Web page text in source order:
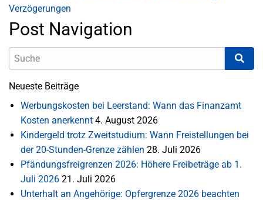
Verzögerungen
Post Navigation
Neueste Beiträge
Werbungskosten bei Leerstand: Wann das Finanzamt
Kosten anerkennt 4. August 2026
Kindergeld trotz Zweitstudium: Wann Freistellungen bei
der 20-Stunden-Grenze zählen 28. Juli 2026
Pfändungsfreigrenzen 2026: Höhere Freibeträge ab 1.
Juli 2026 21. Juli 2026
Unterhalt an Angehörige: Opfergrenze 2026 beachten